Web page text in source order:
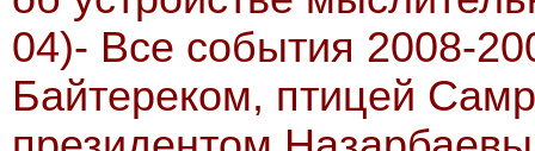
04)- Все события 2008-
Байтереком, птицей